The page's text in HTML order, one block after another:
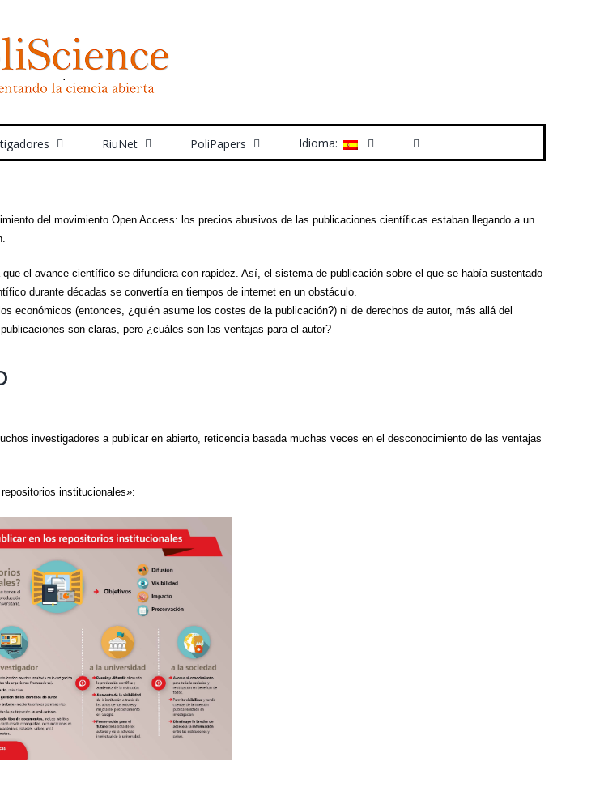
RiuNet PoliPapers Idioma:
del movimiento Open Access: los precios abusivos de las publicaciones científicas estaban llegando a un
el avance científico se difundiera con rapidez. Así, el sistema de publicación sobre el que se había sustentado
durante décadas se convertía en tiempos de internet en un obstáculo.
económicos (entonces, ¿quién asume los costes de la publicación?) ni de derechos de autor, más allá del
son claras, pero ¿cuáles son las ventajas para el autor?
investigadores a publicar en abierto, reticencia basada muchas veces en el desconocimiento de las ventajas
institucionales»: